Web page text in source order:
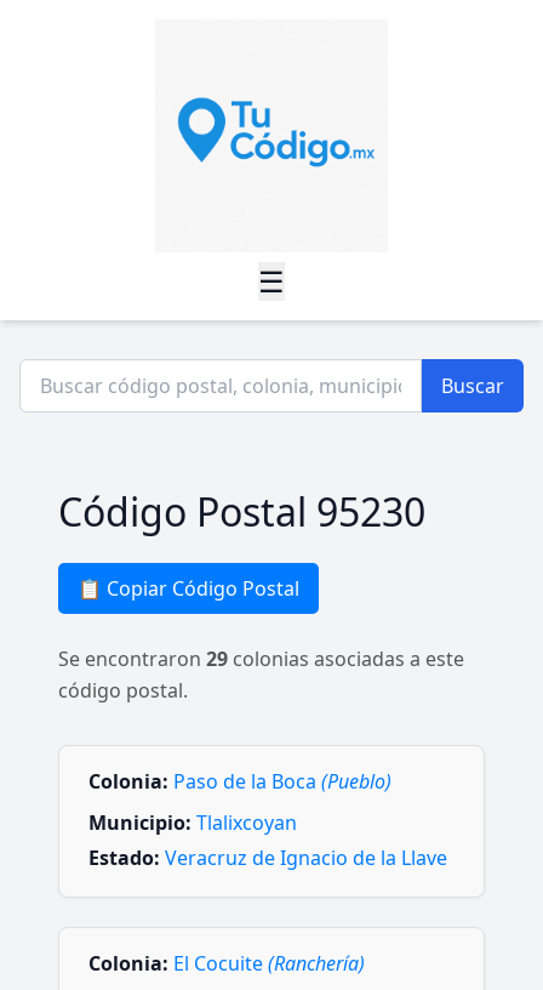
☰
Buscar
Código Postal 95230
📋 Copiar Código Postal
Se encontraron 29 colonias asociadas a este
código postal.
Colonia: Paso de la Boca (Pueblo)
Municipio: Tlalixcoyan
Estado: Veracruz de Ignacio de la Llave
Colonia: El Cocuite(Ranchería)